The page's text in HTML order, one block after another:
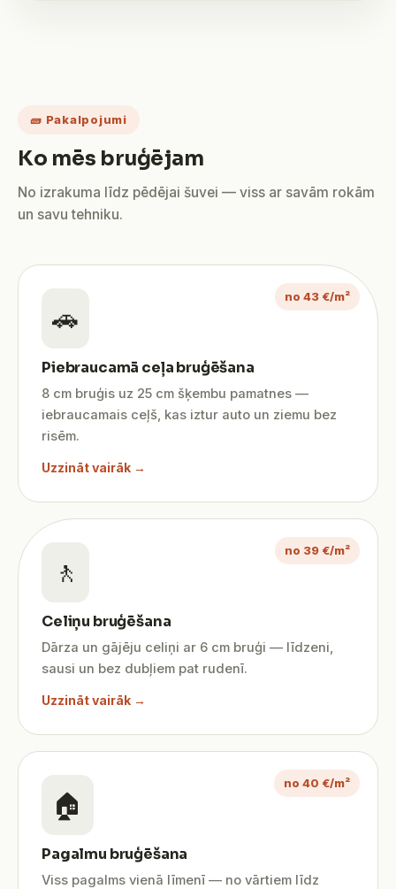
🧱 Pakalpojumi
Ko mēs bruģējam
No izrakuma līdz pēdējai šuvei — viss ar savām rokām
un savu tehniku.
no 43 €/m²
🚗
Piebraucamā ceļa bruģēšana
8 cm bruģis uz 25 cm šķembu pamatnes —
iebraucamais ceļš, kas iztur auto un ziemu bez
risēm.
Uzzināt vairāk →
no 39 €/m²
🚶
Celiņu bruģēšana
Dārza un gājēju celiņi ar 6 cm bruģi — līdzeni,
sausi un bez dubļiem pat rudenī.
Uzzināt vairāk →
no 40 €/m²
🏠
Pagalmu bruģēšana
Viss pagalms vienā līmenī — no vārtiem līdz